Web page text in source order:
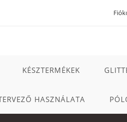
KÉSZTERMÉKEK
HASZNÁLATA